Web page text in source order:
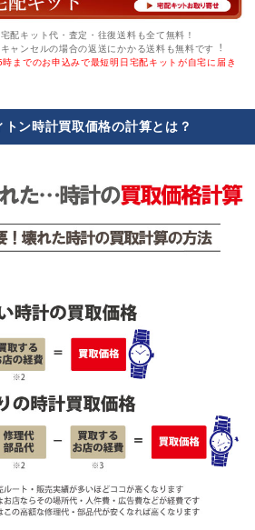
配キット代・査定・往復送料も全て無料！
ャンセルの場合の返送にかかる送料も無料です︕
までのお申込みで最短明日宅配キットが自宅に届き
ン時計買取価格の計算とは？